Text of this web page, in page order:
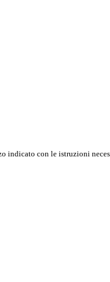
indicato con le istruzioni